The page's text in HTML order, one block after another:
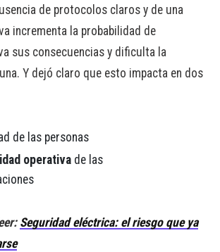
de protocolos claros y de una
incrementa la probabilidad de
sus consecuencias y dificulta la
Y dejó claro que esto impacta en dos
de las personas
operativa de las
Seguridad eléctrica: el riesgo que ya